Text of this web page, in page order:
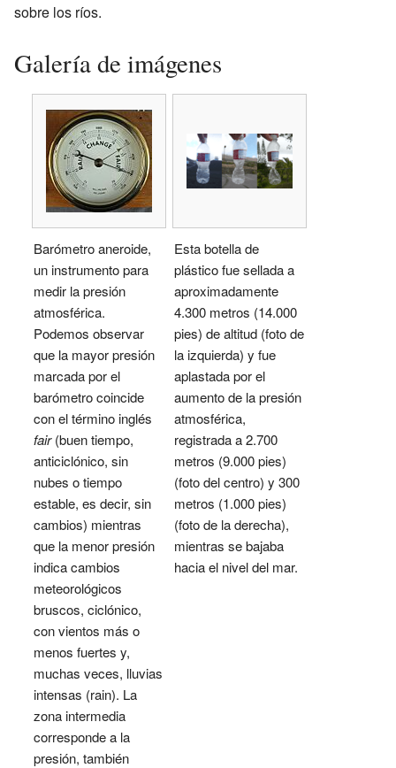
sobre los ríos.
Galería de imágenes
Barómetro aneroide,
un instrumento para
medir la presión
atmosférica.
Podemos observar
que la mayor presión
marcada por el
barómetro coincide
con el término inglés
fair(buen tiempo,
anticiclónico, sin
nubes o tiempo
estable, es decir, sin
cambios) mientras
que la menor presión
indica cambios
meteorológicos
bruscos, ciclónico,
con vientos más o
menos fuertes y,
muchas veces, lluvias
intensas (rain). La
zona intermedia
corresponde a la
presión, también
Esta botella de
plástico fue sellada a
aproximadamente
4.300 metros (14.000
pies) de altitud (foto de
la izquierda) y fue
aplastada por el
aumento de la presión
atmosférica,
registrada a 2.700
metros (9.000 pies)
(foto del centro) y 300
metros (1.000 pies)
(foto de la derecha),
mientras se bajaba
hacia el nivel del mar.